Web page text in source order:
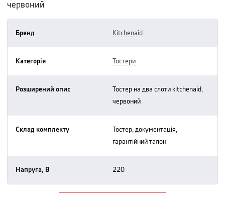
червоний
Бренд kitchenaid
Категорія тостери
Розширений опис
червоний
Склад комплекту
гарантійний талон
Напруга, В 220